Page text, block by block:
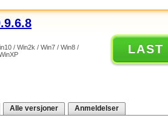
/ Win2k / Win7 / Win8 /
LAST
Alle versjoner Anmeldelser